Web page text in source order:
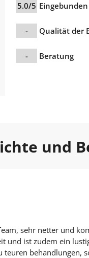
5.0/5 Eingebunden
- Qualität der
- Beratung
und
sehr netter und
und ist zudem ein
teuren behandlungen,